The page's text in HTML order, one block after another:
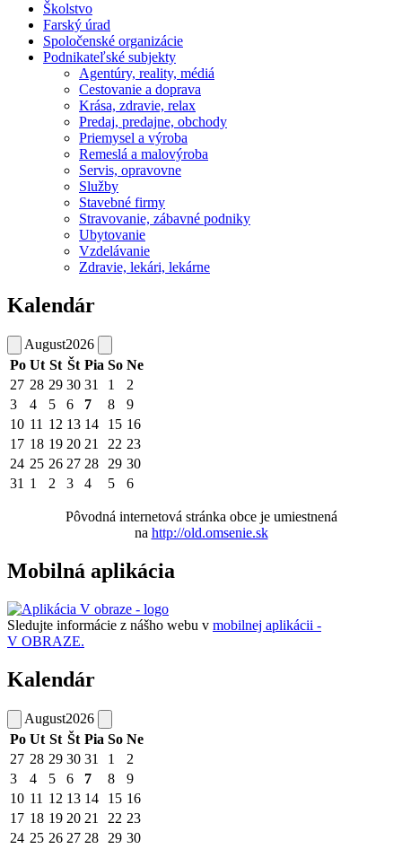
Školstvo
Farský úrad
Spoločenské organizácie
Podnikateľské subjekty
Agentúry, reality, médiá
Cestovanie a doprava
Krása, zdravie, relax
Predaj, predajne, obchody
Priemysel a výroba
Remeslá a malovýroba
Servis, opravovne
Služby
Stavebné firmy
Stravovanie, zábavné podniky
Ubytovanie
Vzdelávanie
Zdravie, lekári, lekárne
Kalendár
August2026
Po Ut St Št Pia So Ne
27 28 29 30 31 1
2
3
4 5 6 7 8
9
10 11 12 13 14 15 16
17 18 19 20 21 22 23
24 25 26 27 28 29 30
31 1 2 3 4 5 6
Pôvodná internetová stránka obce je umiestnená
na http://old.omsenie.sk
Mobilná aplikácia
Sledujte informácie z nášho webu v mobilnej aplikácii -
V OBRAZE.
Kalendár
August2026
Po Ut St Št Pia So Ne
27 28 29 30 31 1
2
3
4 5 6 7 8
9
10 11 12 13 14 15 16
17 18 19 20 21 22 23
24 25 26 27 28 29 30